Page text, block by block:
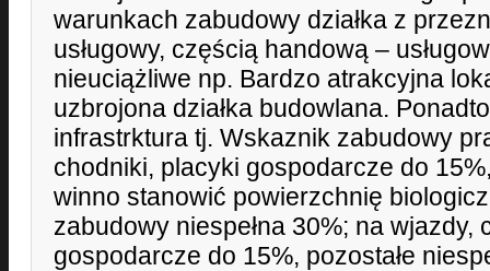
warunkach zabudowy działka z
usługowy, częścią handową –
nieuciążliwe np. Bardzo atrakcyjna
uzbrojona działka budowlana.
infrastrktura tj. Wskaznik zabudowy
chodniki, placyki gospodarcze do
winno stanowić powierzchnię
zabudowy niespełna 30%; na wjazdy,
gospodarcze do 15%, pozostałe